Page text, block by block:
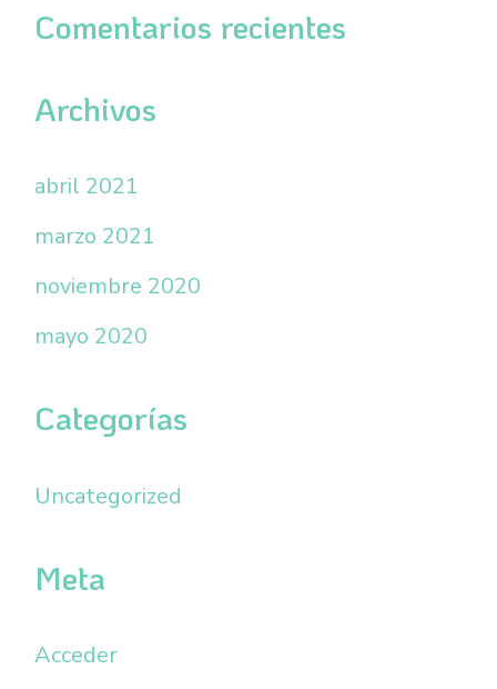
Comentarios recientes
Archivos
abril 2021
marzo 2021
noviembre 2020
mayo 2020
Categorías
Uncategorized
Meta
Acceder